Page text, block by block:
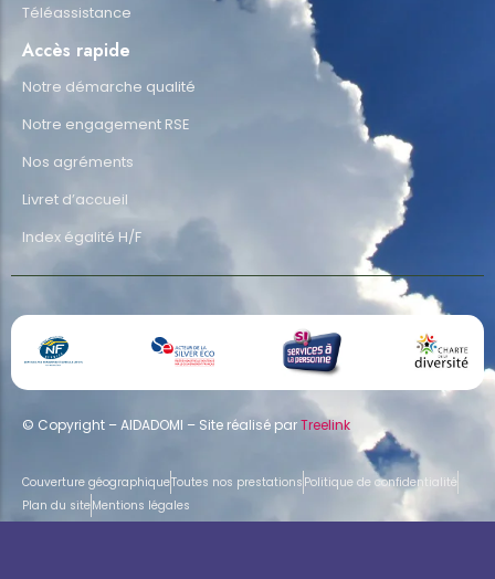
Téléassistance
Accès rapide
Notre démarche qualité
Notre engagement RSE
Nos agréments
Livret d’accueil
Index égalité H/F
© Copyright – AIDADOMI – Site réalisé parTreelink
Couverture géographiqueToutes nos prestations Politique de confidentialité
Plan du siteMentions légales